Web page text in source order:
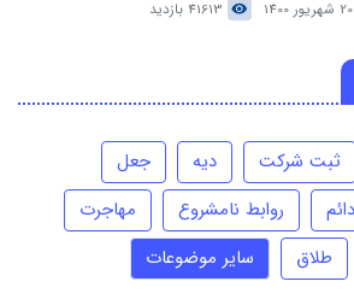
20 شهریور 1400 41613 بازدید
ثبت شرکت دیه
جعل
روابط نامشروع
مهاجرت
طلاق سایر موضوعات